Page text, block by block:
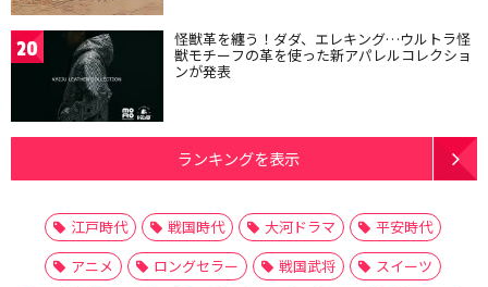
20 怪獣革を纏う！ダダ、エレキング…ウルトラ怪
獣モチーフの革を使った新アパレルコレクショ
ンが発表
ランキングを表示
江戸時代 戦国時代 大河ドラマ
平安時代
アニメ
ロングセラー 戦国武将
スイーツ